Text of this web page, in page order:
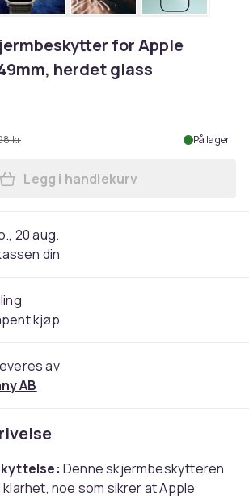
for Apple
herdet glass
kr På lager
Legg 2-pakning
Legg i handlekurv
20 aug.
din
kjøp
av
AB
Denne skjermbeskytteren
noe som sikrer at Apple